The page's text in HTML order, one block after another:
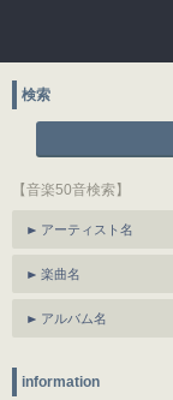
検索
【音楽50音検索】
アーティスト名
楽曲名
アルバム名
information